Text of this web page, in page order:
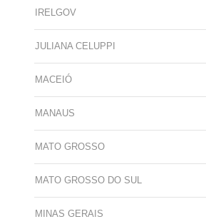
IRELGOV
JULIANA CELUPPI
MACEIÓ
MANAUS
MATO GROSSO
MATO GROSSO DO SUL
MINAS GERAIS